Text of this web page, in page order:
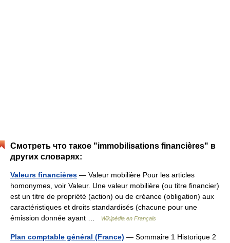
Смотреть что такое "immobilisations financières" в
других словарях:
Valeurs financières — Valeur mobilière Pour les articles
homonymes, voir Valeur. Une valeur mobilière (ou titre financier)
est un titre de propriété (action) ou de créance (obligation) aux
caractéristiques et droits standardisés (chacune pour une
émission donnée ayant …
Wikipédia en Français
Plan comptable général (France) — Sommaire 1 Historique 2